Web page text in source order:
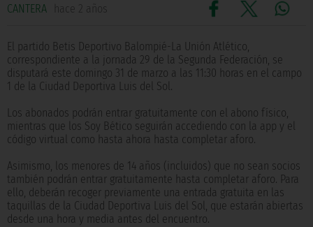
CANTERA hace 2 años
El partido Betis Deportivo Balompié-La Unión Atlético,
correspondiente a la jornada 29 de la Segunda Federación, se
disputará este domingo 31 de marzo a las 11:30 horas en el campo
1 de la Ciudad Deportiva Luis del Sol.
Los abonados podrán entrar gratuitamente con el abono físico,
mientras que los Soy Bético seguirán accediendo con la app y el
código virtual como hasta ahora hasta completar aforo.
Asimismo, los menores de 14 años (incluidos) que no sean socios
también podrán entrar gratuitamente hasta completar aforo. Para
ello, deberán recoger previamente una entrada gratuita en las
taquillas de la Ciudad Deportiva Luis del Sol, que estarán abiertas
desde una hora y media antes del encuentro.